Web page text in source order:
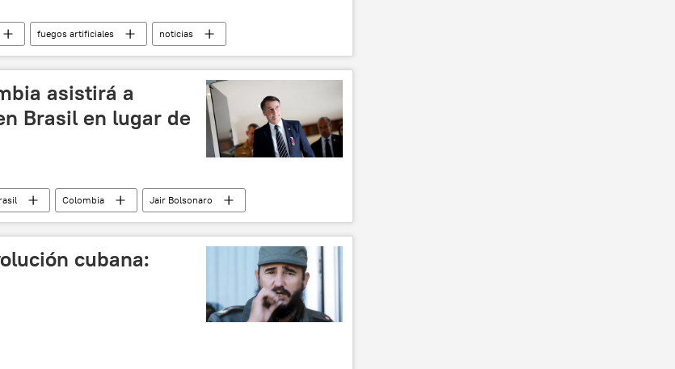
fuegos artificiales noticias
asistirá a
Brasil en lugar de
Colombia
Jair Bolsonaro
cubana: